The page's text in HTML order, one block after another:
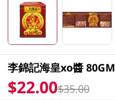
李錦記海皇xo醬 80GM
$22.00$35.00